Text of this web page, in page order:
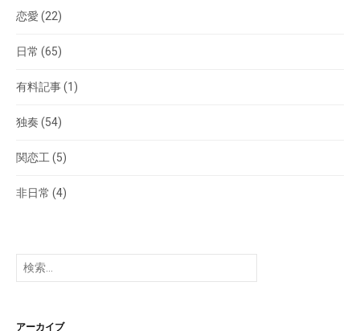
恋愛 (22)
日常 (65)
有料記事(1)
独奏 (54)
関恋工 (5)
非日常 (4)
検
索:
アーカイブ